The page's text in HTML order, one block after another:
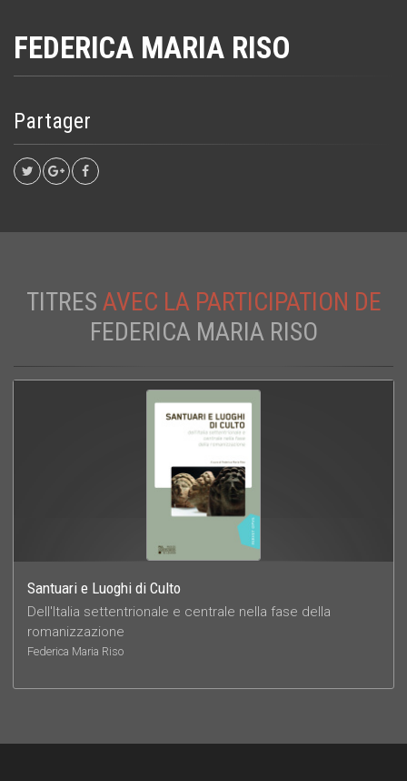
FEDERICA MARIA RISO
Partager
TITRES AVEC LA PARTICIPATION DE
FEDERICA MARIA RISO
Santuari e Luoghi di Culto
Dell'Italia settentrionale e centrale nella fase della
romanizzazione
Federica Maria Riso